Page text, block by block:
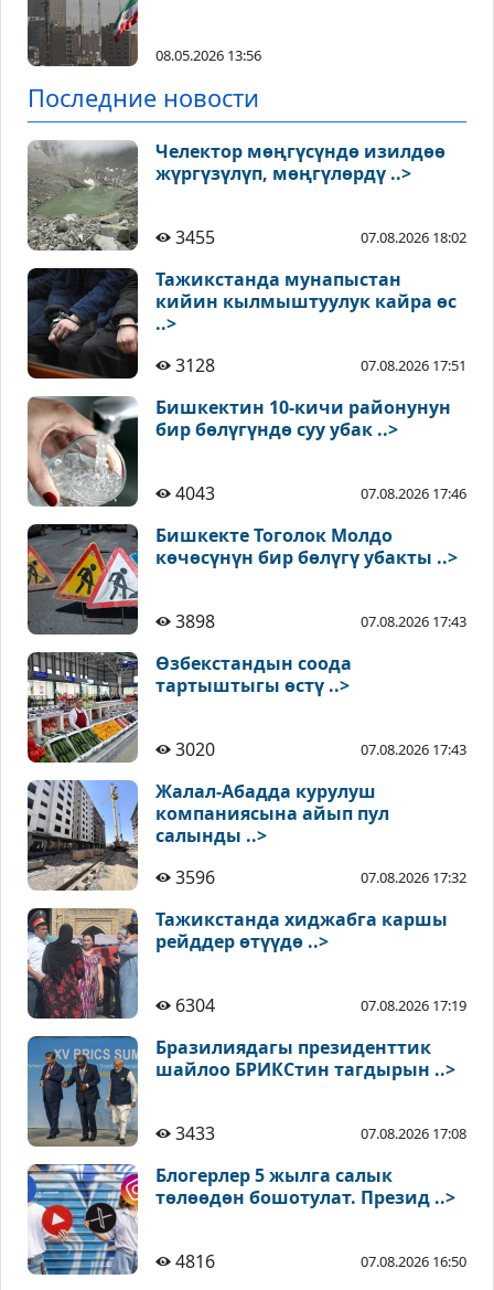
08.05.2026 13:56
Последние новости
Челектор мөңгүсүндө изилдөө
жүргүзүлүп, мөңгүлөрдү ..>
3455 07.08.2026 18:02
Тажикстанда мунапыстан
кийин кылмыштуулук кайра өс
..>
3128
07.08.2026 17:51
Бишкектин 10-кичи районунун
бир бөлүгүндө суу убак ..>
4043 07.08.2026 17:46
Бишкекте Тоголок Молдо
көчөсүнүн бир бөлүгү убакты ..>
3898 07.08.2026 17:43
Өзбекстандын соода
тартыштыгы өстү ..>
3020 07.08.2026 17:43
Жалал-Абадда курулуш
компаниясына айып пул
салынды ..>
3596
07.08.2026 17:32
Тажикстанда хиджабга каршы
рейддер өтүүдө ..>
6304 07.08.2026 17:19
Бразилиядагы президенттик
шайлоо БРИКСтин тагдырын ..>
3433 07.08.2026 17:08
Блогерлер 5 жылга салык
төлөөдөн бошотулат. Презид ..>
4816 07.08.2026 16:50